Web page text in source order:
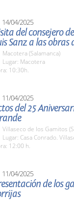
14/04/2025
del consejero
Sanz a las
Macotera (Salamanca)
Lugar: Macotera
10:30h.
11/04/2025
del 25
Villaseco de los Gamitos
Lugar: Casa Conrado.
12:00 h.
11/04/2025
de los